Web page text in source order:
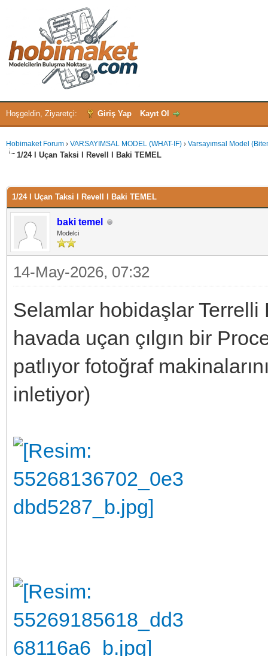
Hoşgeldin, Ziyaretçi: Giriş Yap Kayıt Ol
Hobimaket Forum › VARSAYIMSAL MODEL (WHAT-IF) › Varsayımsal Model
1/24 l Uçan Taksi l Revell l Baki TEMEL
1/24 l Uçan Taksi l Revell l Baki TEMEL
baki temel
Modelci
14-May-2026, 07:32
Selamlar hobidaşlar
havada uçan çılgın bir
patlıyor fotoğraf
inletiyor)